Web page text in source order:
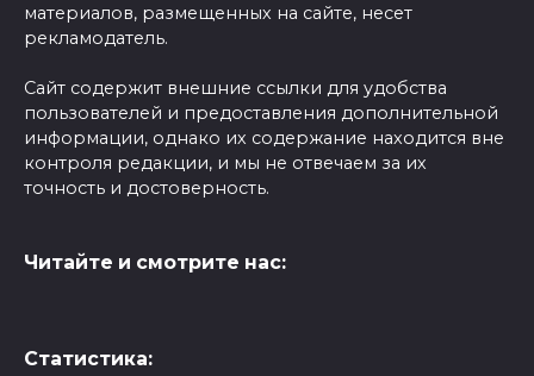
материалов, размещенных на сайте, несет
рекламодатель.
Сайт содержит внешние ссылки для удобства
пользователей и предоставления дополнительной
информации, однако их содержание находится вне
контроля редакции, и мы не отвечаем за их
точность и достоверность.
Читайте и смотрите нас:
Статистика: